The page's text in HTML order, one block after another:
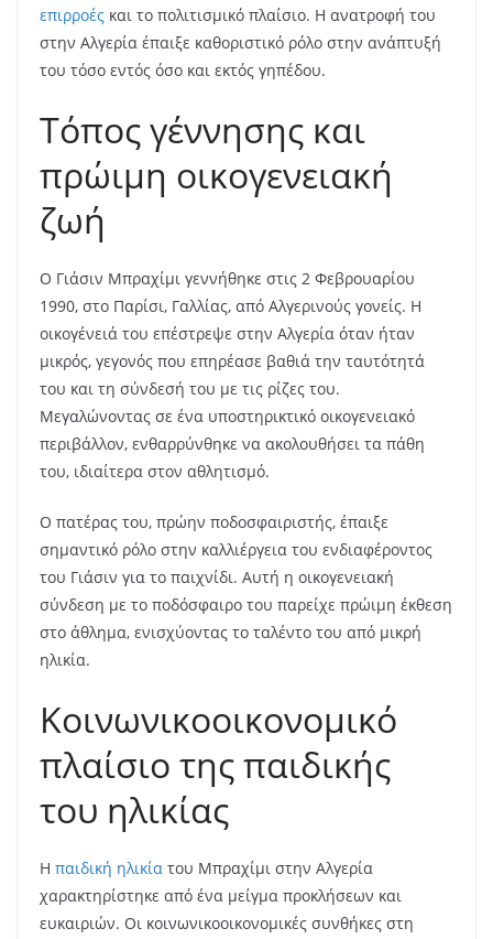
επιρροές και το πολιτισμικό πλαίσιο. Η ανατροφή του
στην Αλγερία έπαιξε καθοριστικό ρόλο στην ανάπτυξή
του τόσο εντός όσο και εκτός γηπέδου.
Τόπος γέννησης και
πρώιμη οικογενειακή
ζωή
Ο Γιάσιν Μπραχίμι γεννήθηκε στις 2 Φεβρουαρίου
1990, στο Παρίσι, Γαλλίας, από Αλγερινούς γονείς. Η
οικογένειά του επέστρεψε στην Αλγερία όταν ήταν
μικρός, γεγονός που επηρέασε βαθιά την ταυτότητά
του και τη σύνδεσή του με τις ρίζες του.
Μεγαλώνοντας σε ένα υποστηρικτικό οικογενειακό
περιβάλλον, ενθαρρύνθηκε να ακολουθήσει τα πάθη
του, ιδιαίτερα στον αθλητισμό.
Ο πατέρας του, πρώην ποδοσφαιριστής, έπαιξε
σημαντικό ρόλο στην καλλιέργεια του ενδιαφέροντος
του Γιάσιν για το παιχνίδι. Αυτή η οικογενειακή
σύνδεση με το ποδόσφαιρο του παρείχε πρώιμη έκθεση
στο άθλημα, ενισχύοντας το ταλέντο του από μικρή
ηλικία.
Κοινωνικοοικονομικό
πλαίσιο της παιδικής
του ηλικίας
Η παιδική ηλικία του Μπραχίμι στην Αλγερία
χαρακτηρίστηκε από ένα μείγμα προκλήσεων και
ευκαιριών. Οι κοινωνικοοικονομικές συνθήκες στη